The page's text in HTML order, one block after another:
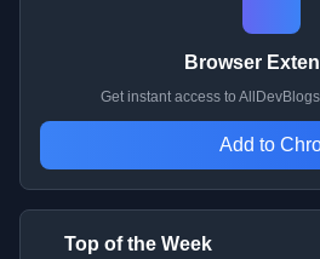
Browser
Get instant access to
Add to
Top of the Week